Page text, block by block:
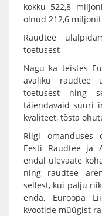
kokku 522,8
olnud 212,6
Raudtee
toetusest
Nagu ka teistes
avaliku raudtee
toetusest ning
täiendavaid suuri
kvaliteet, tõsta
Riigi omanduses
Eesti Raudtee ja
endal ülevaate
ning raudtee
sellest, kui palju
enda, Euroopa
kvootide müügist